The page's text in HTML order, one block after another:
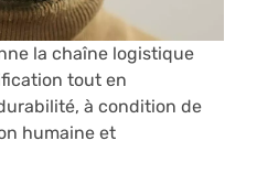
la chaîne logistique
tout en
à condition de
humaine et